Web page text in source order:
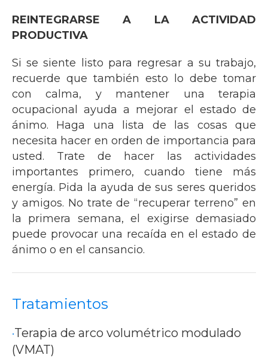
REINTEGRARSE A LA ACTIVIDAD
PRODUCTIVA
Si se siente listo para regresar a su trabajo,
recuerde que también esto lo debe tomar
con calma, y mantener una terapia
ocupacional ayuda a mejorar el estado de
ánimo. Haga una lista de las cosas que
necesita hacer en orden de importancia para
usted. Trate de hacer las actividades
importantes primero, cuando tiene más
energía. Pida la ayuda de sus seres queridos
y amigos. No trate de “recuperar terreno” en
la primera semana, el exigirse demasiado
puede provocar una recaída en el estado de
ánimo o en el cansancio.
Tratamientos
·Terapia de arco volumétrico modulado
(VMAT)